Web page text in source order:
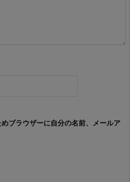
ブラウザーに自分の名前、メールア